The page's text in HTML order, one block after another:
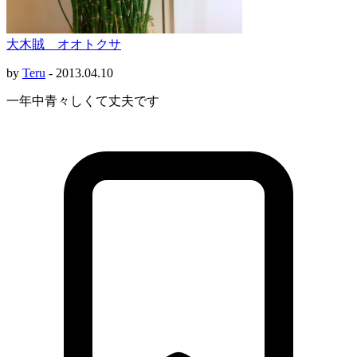
大木賊 オオトクサ
by Teru - 2013.04.10
一年中青々しくて丈夫です